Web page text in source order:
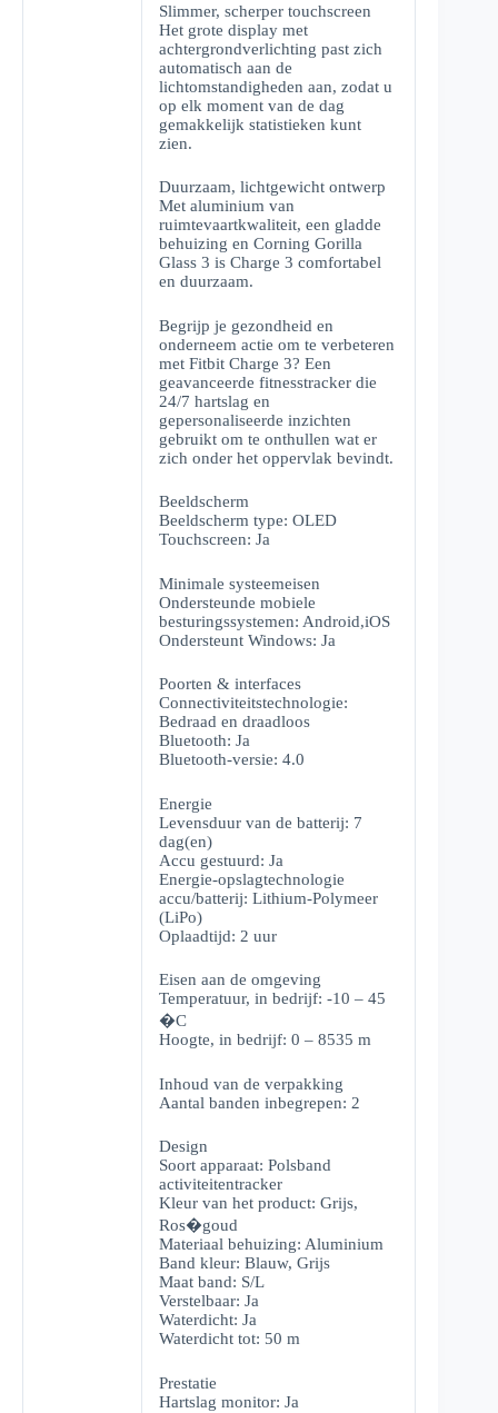
Slimmer, scherper touchscreen
Het grote display met
achtergrondverlichting past zich
automatisch aan de
lichtomstandigheden aan, zodat u
op elk moment van de dag
gemakkelijk statistieken kunt
zien.
Duurzaam, lichtgewicht ontwerp
Met aluminium van
ruimtevaartkwaliteit, een gladde
behuizing en Corning Gorilla
Glass 3 is Charge 3 comfortabel
en duurzaam.
Begrijp je gezondheid en
onderneem actie om te verbeteren
met Fitbit Charge 3? Een
geavanceerde fitnesstracker die
24/7 hartslag en
gepersonaliseerde inzichten
gebruikt om te onthullen wat er
zich onder het oppervlak bevindt.
Beeldscherm
Beeldscherm type: OLED
Touchscreen: Ja
Minimale systeemeisen
Ondersteunde mobiele
besturingssystemen: Android,iOS
Ondersteunt Windows: Ja
Poorten & interfaces
Connectiviteitstechnologie:
Bedraad en draadloos
Bluetooth: Ja
Bluetooth-versie: 4.0
Energie
Levensduur van de batterij: 7
dag(en)
Accu gestuurd: Ja
Energie-opslagtechnologie
accu/batterij: Lithium-Polymeer
(LiPo)
Oplaadtijd: 2 uur
Eisen aan de omgeving
Temperatuur, in bedrijf: -10 – 45
�C
Hoogte, in bedrijf: 0 – 8535 m
Inhoud van de verpakking
Aantal banden inbegrepen: 2
Design
Soort apparaat: Polsband
activiteitentracker
Kleur van het product: Grijs,
Ros�goud
Materiaal behuizing: Aluminium
Band kleur: Blauw, Grijs
Maat band: S/L
Verstelbaar: Ja
Waterdicht: Ja
Waterdicht tot: 50 m
Prestatie
Hartslag monitor: Ja